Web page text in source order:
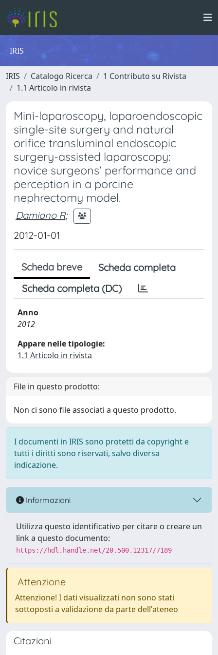
IRIS
IRIS Catalogo Ricerca
1 Contributo su Rivista
1.1 Articolo in rivista
Mini-laparoscopy, laparoendoscopic
single-site surgery and natural
orifice transluminal endoscopic
surgery-assisted laparoscopy:
novice surgeons' performance and
perception in a porcine
nephrectomy model.
Damiano R;
2012-01-01
Scheda breve
Scheda completa
Scheda completa (DC)
Anno
2012
Appare nelle tipologie:
1.1 Articolo in rivista
File in questo prodotto:
Non ci sono file associati a questo prodotto.
I documenti in IRIS sono protetti da copyright e
tutti i diritti sono riservati, salvo diversa
indicazione.
Informazioni
Utilizza questo identificativo per citare o creare un
link a questo documento:
https://hdl.handle.net/20.500.12317/7189
Attenzione
Attenzione! I dati visualizzati non sono stati
sottoposti a validazione da parte dell'ateneo
Citazioni